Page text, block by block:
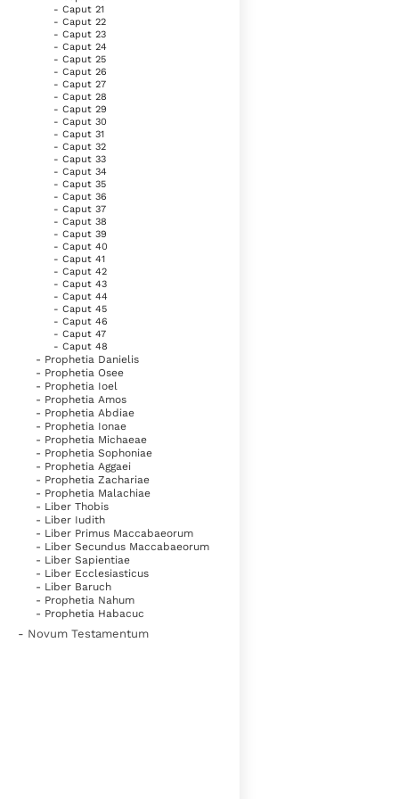
- Caput 21
- Caput 22
- Caput 23
- Caput 24
- Caput 25
- Caput 26
- Caput 27
- Caput 28
- Caput 29
- Caput 30
- Caput 31
- Caput 32
- Caput 33
- Caput 34
- Caput 35
- Caput 36
- Caput 37
- Caput 38
- Caput 39
- Caput 40
- Caput 41
- Caput 42
- Caput 43
- Caput 44
- Caput 45
- Caput 46
- Caput 47
- Caput 48
- Prophetia Danielis
- Prophetia Osee
- Prophetia Ioel
- Prophetia Amos
- Prophetia Abdiae
- Prophetia Ionae
- Prophetia Michaeae
- Prophetia Sophoniae
- Prophetia Aggaei
- Prophetia Zachariae
- Prophetia Malachiae
- Liber Thobis
- Liber Iudith
- Liber Primus Maccabaeorum
- Liber Secundus Maccabaeorum
- Liber Sapientiae
- Liber Ecclesiasticus
- Liber Baruch
- Prophetia Nahum
- Prophetia Habacuc
- Novum Testamentum